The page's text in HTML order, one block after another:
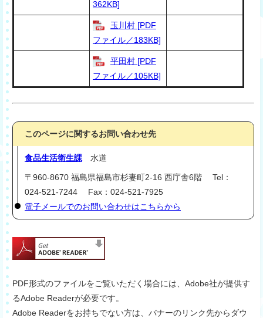
362KB]
玉川村 [PDF
ファイル／183KB]
平田村 [PDF
ファイル／105KB]
このページに関するお問い合わせ先
食品生活衛生課 水道
〒960-8670 福島県福島市杉妻町2-16 西庁舎6階 Tel：
024-521-7244 Fax：024-521-7925
電子メールでのお問い合わせはこちらから
PDF形式のファイルをご覧いただく場合には、Adobe社が提供す
るAdobe Readerが必要です。
Adobe Readerをお持ちでない方は、バナーのリンク先からダウ